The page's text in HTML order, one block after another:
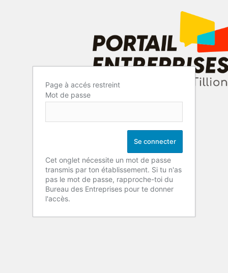
Page à accés restreint
Mot de passe
Cet onglet nécessite un mot de passe
transmis par ton établissement. Si tu n'as
pas le mot de passe, rapproche-toi du
Bureau des Entreprises pour te donner
l'accès.